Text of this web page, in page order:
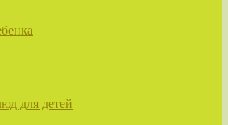
для детей